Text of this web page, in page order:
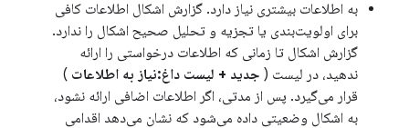
به اطلاعات بیشتری نیاز دارد. گزارش اشکال اطلاعات کافی
برای اولویت‌بندی یا تجزیه و تحلیل صحیح اشکال را ندارد.
گزارش اشکال تا زمانی که اطلاعات درخواستی را ارائه
ندهید، در لیست ( جدید + لیست داغ:نیاز به اطلاعات )
قرار می‌گیرد. پس از مدتی، اگر اطلاعات اضافی ارائه نشود،
به اشکال وضعیتی داده می‌شود که نشان می‌دهد اقدامی